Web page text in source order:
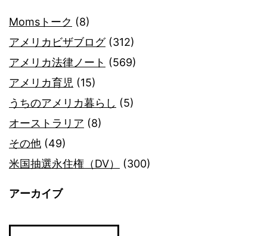
Momsトーク (8)
アメリカビザブログ(312)
アメリカ法律ノート (569)
アメリカ育児 (15)
うちのアメリカ暮らし (5)
オーストラリア (8)
その他 (49)
米国抽選永住権（DV）
(300)
アーカイブ